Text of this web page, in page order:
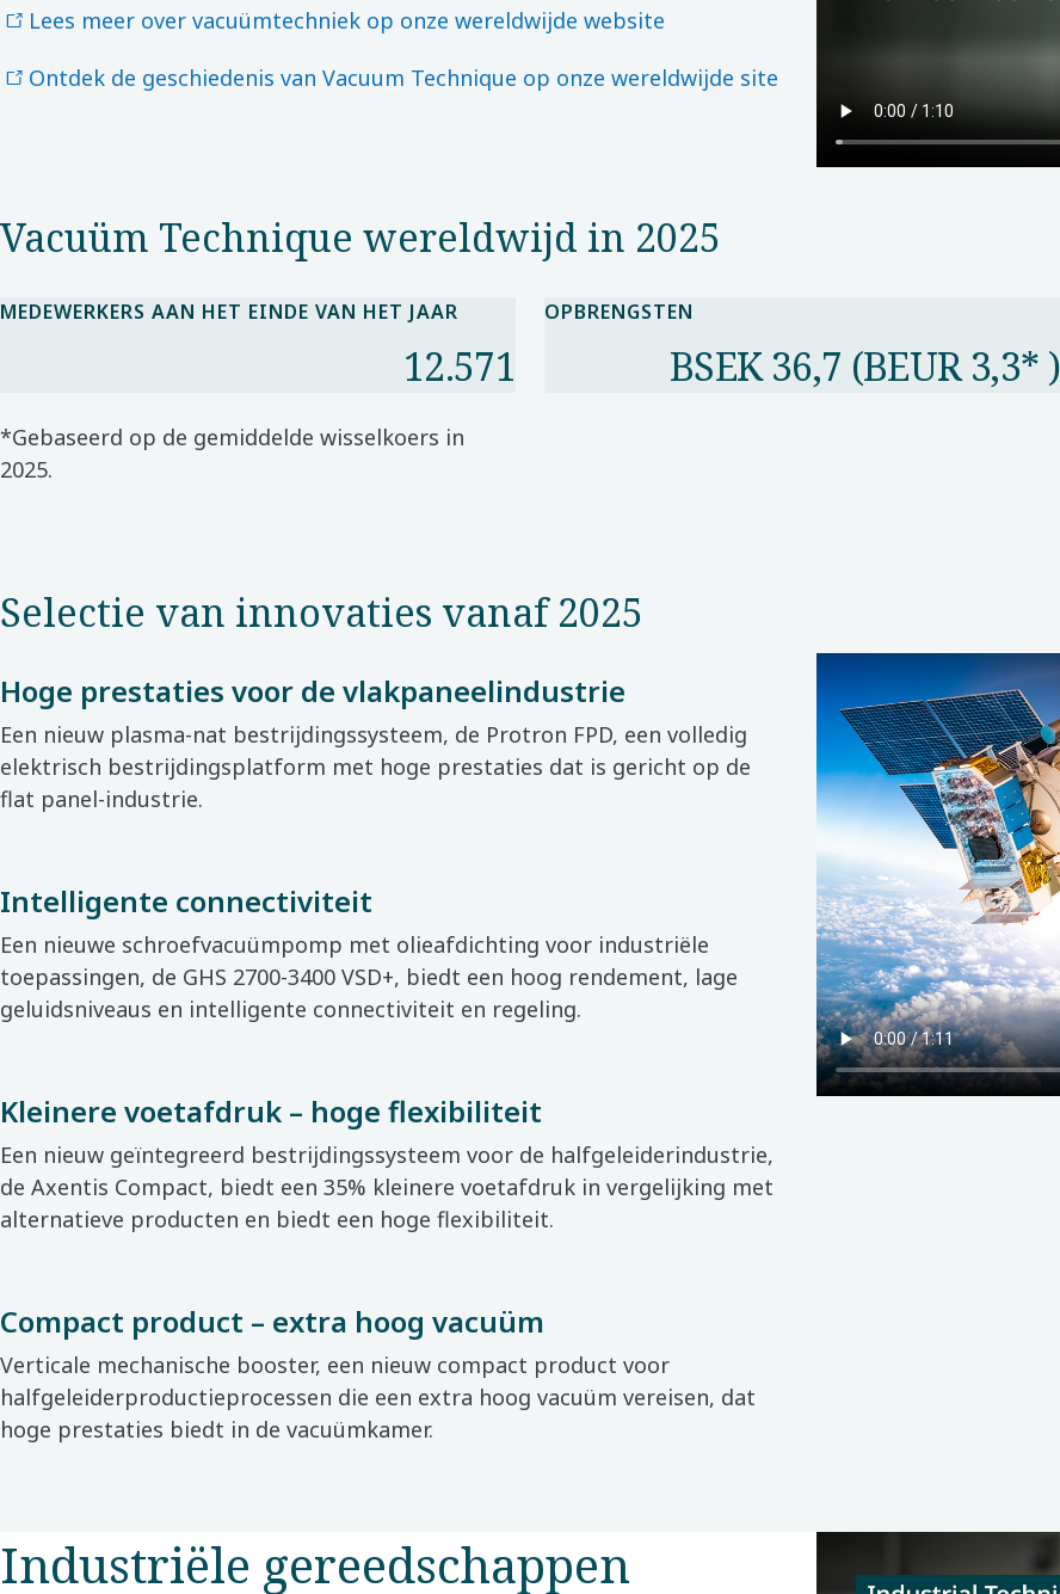
Lees meer over vacuümtechniek op onze wereldwijde website
Ontdek de geschiedenis van Vacuum Technique op onze wereldwijde site
Vacuüm Technique wereldwijd in 2025
MEDEWERKERS AAN HET EINDE VAN HET JAAR
12.571
OPBRENGSTEN
BSEK 36,7 (BEUR 3,3* )
*Gebaseerd op de gemiddelde wisselkoers in
2025.​
Selectie van innovaties vanaf 2025
Hoge prestaties voor de vlakpaneelindustrie
Een nieuw plasma-nat bestrijdingssysteem, de Protron FPD, een volledig
elektrisch bestrijdingsplatform met hoge prestaties dat is gericht op de
flat panel-industrie.
Intelligente connectiviteit
Een nieuwe schroefvacuümpomp met olieafdichting voor industriële
toepassingen, de GHS 2700-3400 VSD+, biedt een hoog rendement, lage
geluidsniveaus en intelligente connectiviteit en regeling.
Kleinere voetafdruk – hoge flexibiliteit
Een nieuw geïntegreerd bestrijdingssysteem voor de halfgeleiderindustrie,
de Axentis Compact, biedt een 35% kleinere voetafdruk in vergelijking met
alternatieve producten en biedt een hoge flexibiliteit.
Compact product – extra hoog vacuüm
Verticale mechanische booster, een nieuw compact product voor
halfgeleiderproductieprocessen die een extra hoog vacuüm vereisen, dat
hoge prestaties biedt in de vacuümkamer.
Industriële gereedschappen